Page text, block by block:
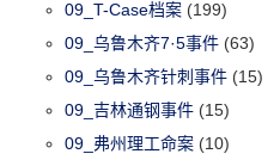
09_T-Case档案 (199)
09_乌鲁木齐7·5事件 (63)
09_乌鲁木齐针刺事件 (15)
09_吉林通钢事件 (15)
09_弗州理工命案 (10)